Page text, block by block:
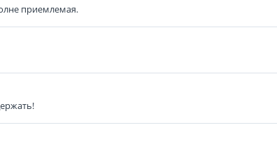
приемлемая.